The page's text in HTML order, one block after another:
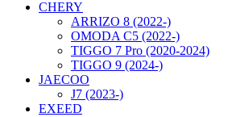
CHERY
ARRIZO 8 (2022-)
OMODA C5 (2022-)
TIGGO 7 Pro (2020-2024)
TIGGO 9 (2024-)
JAECOO
J7 (2023-)
EXEED